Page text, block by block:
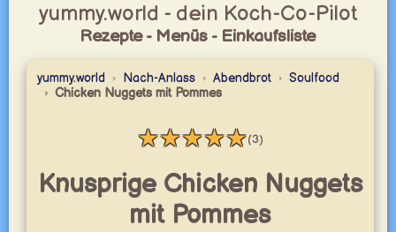
yummy.world - dein Koch-Co-Pilot
Rezepte - Menüs - Einkaufsliste
yummy.world Nach-Anlass Abendbrot
Soulfood
Chicken Nuggets mit Pommes
★★★★★
Bewertung: 5 / 5
(3)
Knusprige Chicken Nuggets
mit Pommes